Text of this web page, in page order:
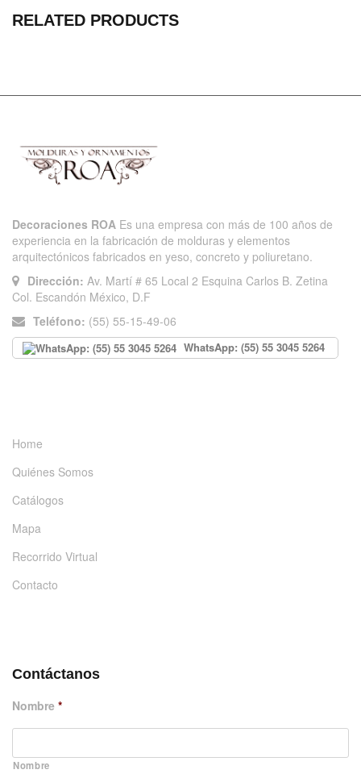
RELATED PRODUCTS
Decoraciones ROA Es una empresa con más de 100 años de
experiencia en la fabricación de molduras y elementos
arquitectónicos fabricados en yeso, concreto y poliuretano.
Dirección: Av. Martí # 65 Local 2 Esquina Carlos B. Zetina
Col. Escandón México, D.F
Teléfono: (55) 55-15-49-06
WhatsApp: (55) 55 3045 5264
Home
Quiénes Somos
Catálogos
Mapa
Recorrido Virtual
Contacto
Contáctanos
Nombre *
Nombre